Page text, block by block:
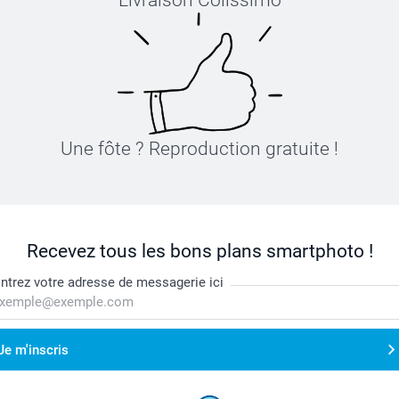
Une fôte ? Reproduction gratuite !
Recevez tous les bons plans smartphoto !
votre adresse de messagerie ici
m'inscris